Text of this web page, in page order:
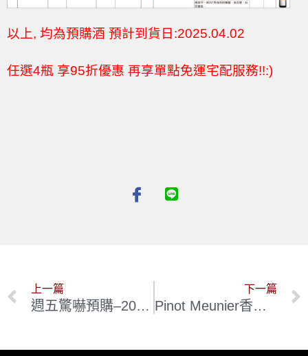
以上, 均為預購酒 預計到貨日:2025.04.02
任選4瓶 享95折優惠 再享單點免運宅配服務!!:)
上一篇
週五驚嚇預購–2023布根地精選 釀酒之神的傳人 : Emmanuel Rouget 三款地區級紅白佳釀
下一篇
Pinot Meunier香檳的神級釀酒師:Champagne La Closerie – Jerome Prevost年度極少量配額